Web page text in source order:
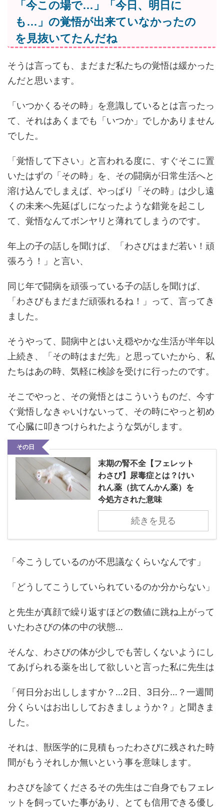
「今この場で…」「今日、明日に
も…」の覚悟が出来ていなかったの
を見抜いてたんだね
そうは言っても、まだまだ私たちの覚悟は緩かった
んだと思います。
「いつかくるその時」を意識しているとは言ったっ
て、それはあくまでも「いつか」でしかありません
でした。
「覚悟して下さい」と言われる度に、すぐそこに置
いたはずの「その時」を、その闘病が日常生活へと
溶け込んでしまえば、やっぱり「その時」は少し遠
くの未来へ先延ばしになったような錯覚を起こし
て、覚悟なんてボンヤリと薄れてしまうのです。
年上の子の話しを聞けば、「わさびはまだ若い！頑
張ろう！」と言い、
同じ年で闘病を頑張っている子の話しを聞けば、
「わさびもまだまだ頑張れるね！」って、言ってき
ました。
そうやって、闘病中とはいえ穏やかな生活が半年以
上続き、「その時はまだ先」と思っていたから、私
たちはあの時、気軽に検診を受けに行ったのです。
そこでやっと、その覚悟とはこういうものだ、今す
ぐ覚悟しなきゃいけないって、その時にやっと初め
て心臓に叩きつけられたような気がします。
その日
末期の腎不全【フェレット
わさび】尿毒症とは？けい
れん薬（抗てんかん薬）を
今処方された意味
続きを見る
「今こうしているのが不思議なくらいなんです」
「どうしてこうしていられているのか分からない」
と先生が真顔で繰り返すほどの数値に跳ね上がって
いたわさびの体の中の状態…
そんな、わさびの体が少しでも苦しくないようにし
てあげられる薬を出して欲しいと言った私に先生は
「何日分お出ししますか？…2日、3日分…？一週間
分くらいはお出ししておきましょうか？」と聞きま
した。
それは、獣医学的に見積もったわさびに残された時
間がもうそれしか無いという事を意味します。
わさびを診てくださるその先生はご自身でもフェレ
ットを飼っていた事があり、とても信用できる優し